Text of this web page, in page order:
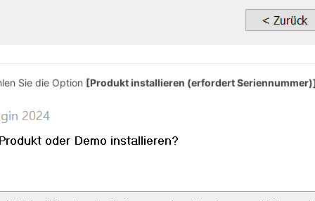
Sie die Option [Produkt installieren (erfordert